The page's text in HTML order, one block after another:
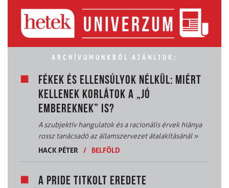
ARCHÍVUMUNKBÓL AJÁNLJUK:
FÉKEK ÉS ELLENSÚLYOK NÉLKÜL: MIÉRT
KELLENEK KORLÁTOK A „JÓ
EMBEREKNEK” IS?
A szubjektív hangulatok és a racionális érvek hiánya
rossz tanácsadó az államszervezet átalakításánál»
HACK PÉTER
/ BELFÖLD
A PRIDE TITKOLT EREDETE